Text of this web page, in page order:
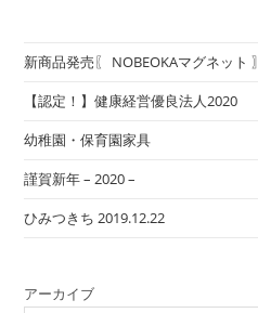
新商品発売〖 NOBEOKAマグネット 〗
【認定！】健康経営優良法人2020
幼稚園・保育園家具
謹賀新年 – 2020 –
ひみつきち 2019.12.22
アーカイブ